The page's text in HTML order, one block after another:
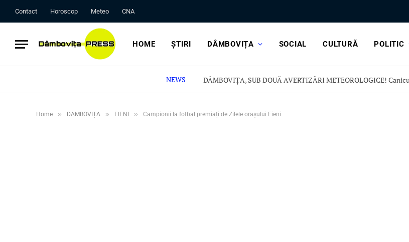
Contact Horoscop Meteo CNA
HOME ȘTIRI DÂMBOVIȚA SOCIAL CULTURĂ POLITIC
NEWS
Home » DÂMBOVIȚA » FIENI » Campionii la fotbal premiați de Zilele orașului Fieni